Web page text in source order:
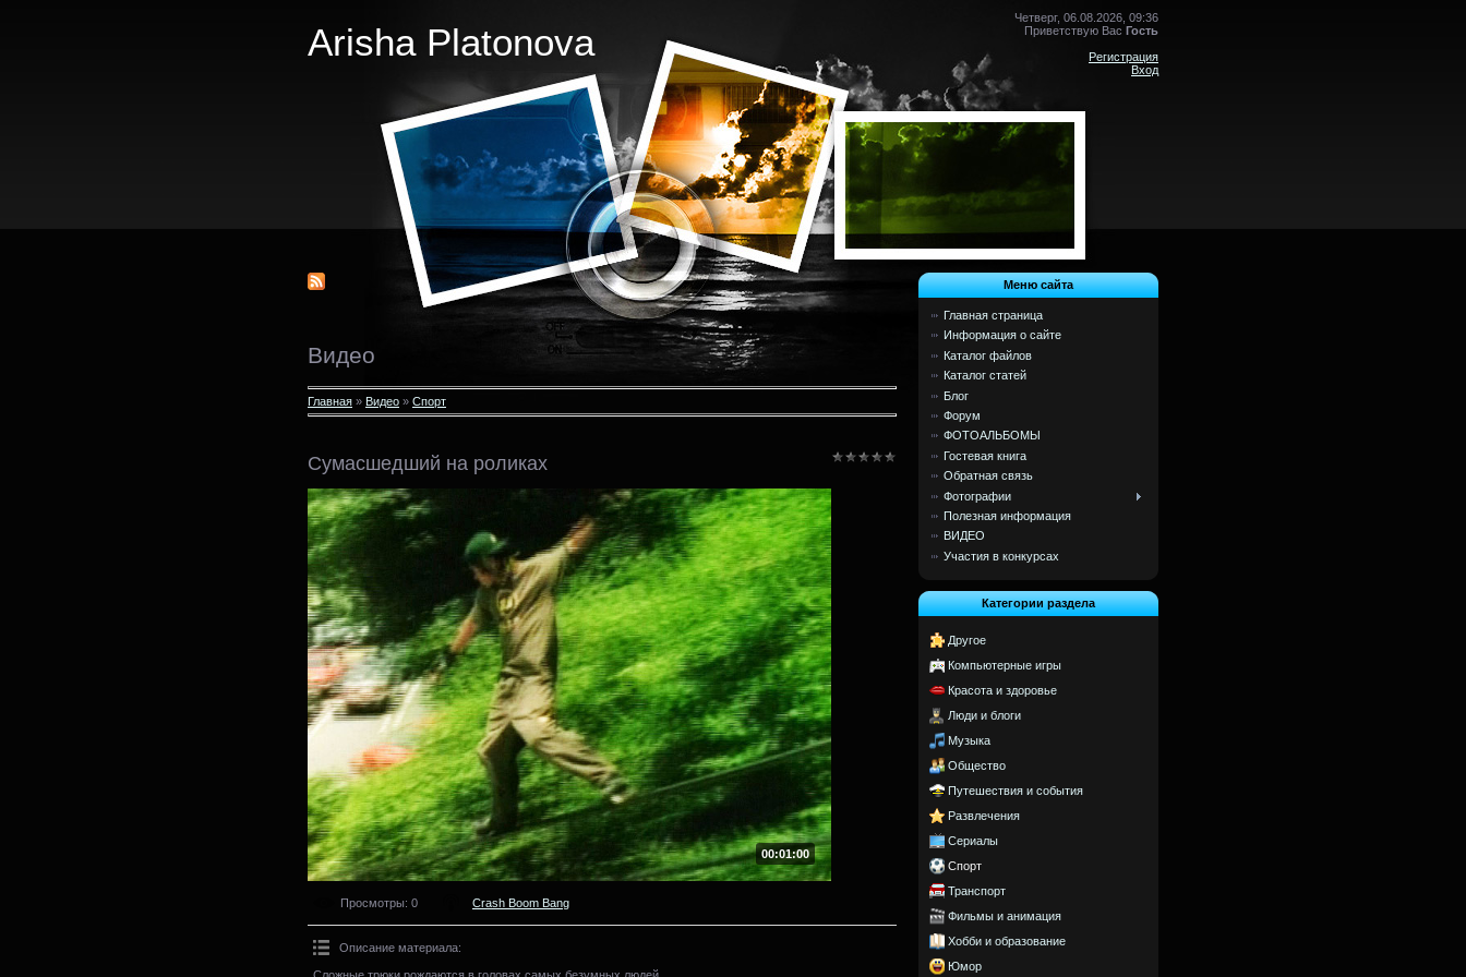
Arisha Platonova
Четверг, 06.08.2026, 09:36
Приветствую Вас Гость
Регистрация
Вход
Видео
Главная » Видео » Спорт
Сумасшедший на роликах
00:01:00
Просмотры: 0 Crash Boom Bang
Описание материала:
Сложные трюки рождаются в головах самых безумных людей.
Меню сайта
Главная страница
Информация о сайте
Каталог файлов
Каталог статей
Блог
Форум
ФОТОАЛЬБОМЫ
Гостевая книга
Обратная связь
Фотографии
Полезная информация
ВИДЕО
Участия в конкурсах
Категории раздела
Другое
Компьютерные игры
Красота и здоровье
Люди и блоги
Музыка
Общество
Путешествия и события
Развлечения
Сериалы
Спорт
Транспорт
Фильмы и анимация
Хобби и образование
Юмор